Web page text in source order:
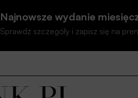
Najnowsze wydanie
Sprawdź szczegóły i zapisz się na